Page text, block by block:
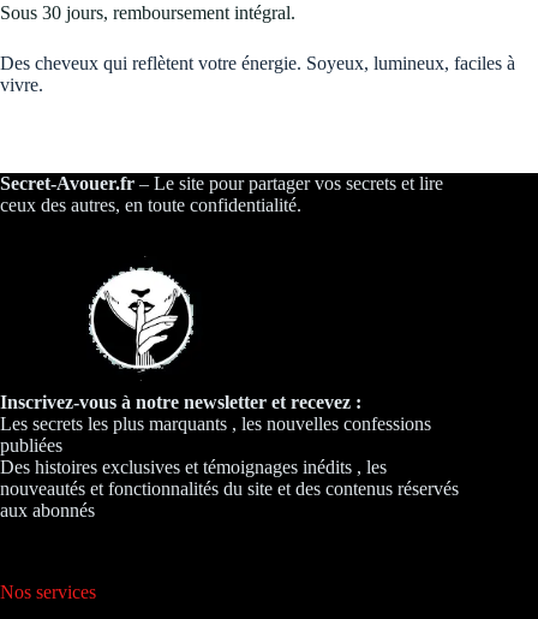
Sous 30 jours, remboursement intégral.
Des cheveux qui reflètent votre énergie. Soyeux, lumineux, faciles à
vivre.
Secret-Avouer.fr – Le site pour partager vos secrets et lire
ceux des autres, en toute confidentialité.
Inscrivez-vous à notre newsletter et recevez :
Les secrets les plus marquants , les nouvelles confessions
publiées
Des histoires exclusives et témoignages inédits , les
nouveautés et fonctionnalités du site et des contenus réservés
aux abonnés
Nos services